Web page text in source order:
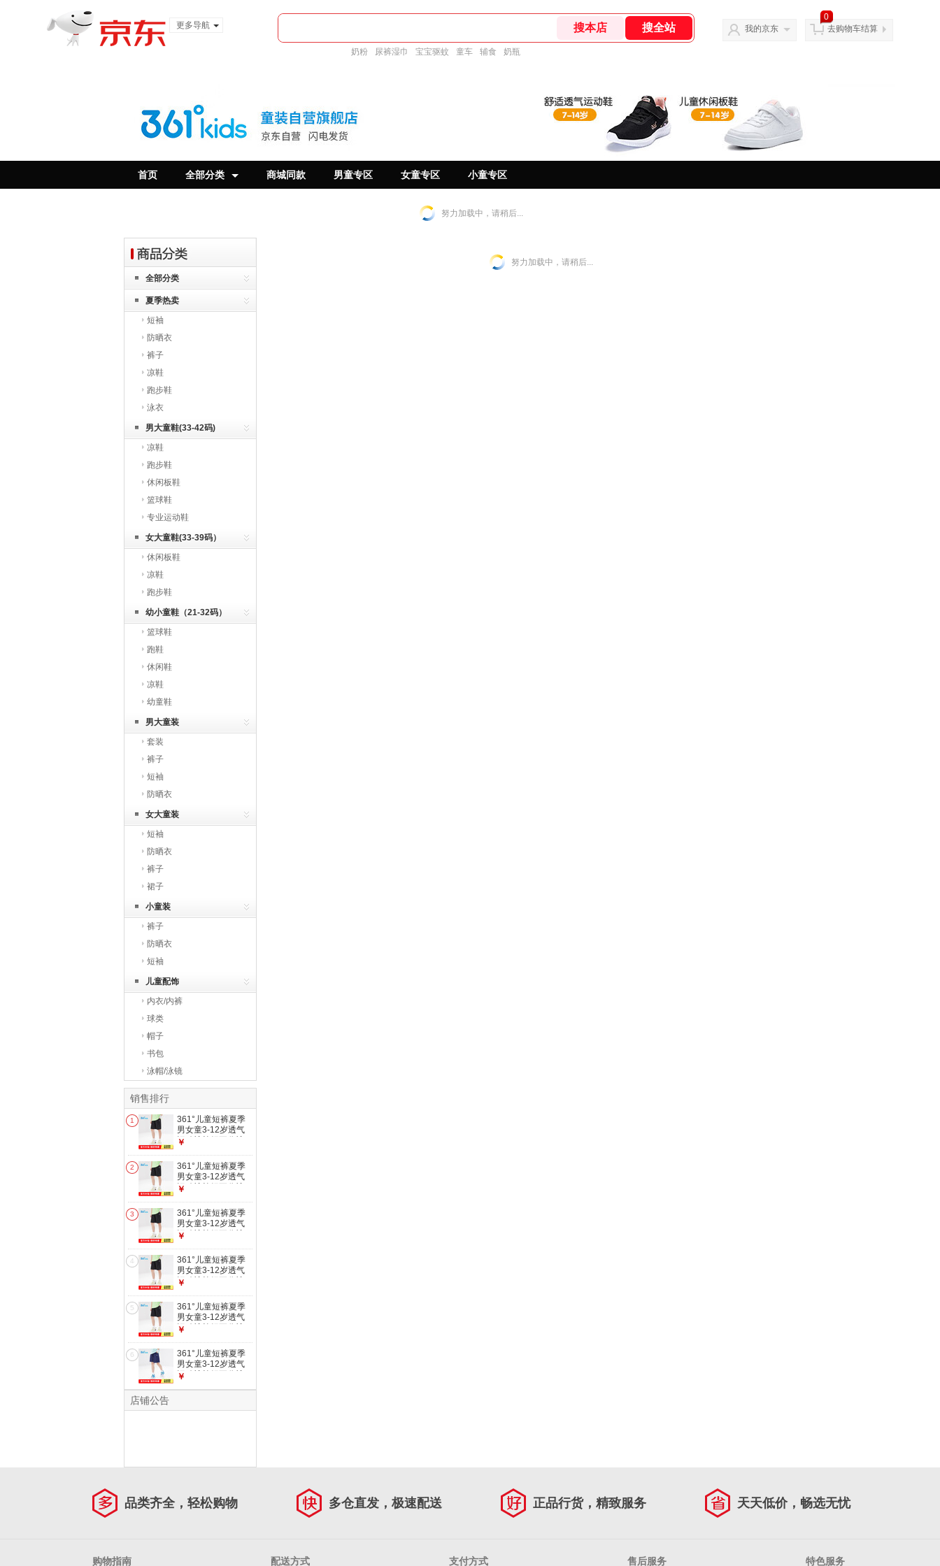
更多导航
奶粉 尿裤湿巾 宝宝驱蚊 童车 辅食 奶瓶
我的京东
0
去购物车结算
首页 全部分类 商城同款 男童专区 女童专区 小童专区
努力加载中，请稍后...
全部分类
夏季热卖
短袖
防晒衣
裤子
凉鞋
跑步鞋
泳衣
男大童鞋(33-42码)
凉鞋
跑步鞋
休闲板鞋
篮球鞋
专业运动鞋
女大童鞋(33-39码）
休闲板鞋
凉鞋
跑步鞋
幼小童鞋（21-32码）
篮球鞋
跑鞋
休闲鞋
凉鞋
幼童鞋
男大童装
套装
裤子
短袖
防晒衣
女大童装
短袖
防晒衣
裤子
裙子
小童装
裤子
防晒衣
短袖
儿童配饰
内衣/内裤
球类
帽子
书包
泳帽/泳镜
销售排行
1
361°儿童短裤夏季
男女童3-12岁透气
运动裤梭织五分裤
￥
2
361°儿童短裤夏季
男女童3-12岁透气
运动裤梭织五分裤
￥
3
361°儿童短裤夏季
男女童3-12岁透气
运动裤梭织五分裤
￥
4
361°儿童短裤夏季
男女童3-12岁透气
运动裤梭织五分裤
￥
5
361°儿童短裤夏季
男女童3-12岁透气
运动裤梭织五分裤
￥
6
361°儿童短裤夏季
男女童3-12岁透气
运动裤梭织五分裤
￥
店铺公告
努力加载中，请稍后...
品类齐全，轻松购物 多仓直发，极速配送 正品行货，精致服务 天天低价，畅选无忧
购物指南 配送方式 支付方式 售后服务 特色服务